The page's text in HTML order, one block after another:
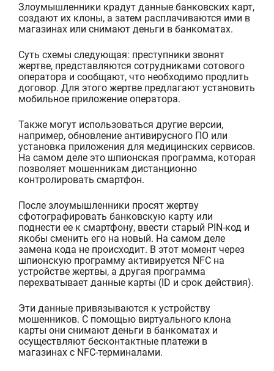
Злоумышленники крадут данные банковских карт,
создают их клоны, а затем расплачиваются ими в
магазинах или снимают деньги в банкоматах.
Суть схемы следующая: преступники звонят
жертве, представляются сотрудниками сотового
оператора и сообщают, что необходимо продлить
договор. Для этого жертве предлагают установить
мобильное приложение оператора.
Также могут использоваться другие версии,
например, обновление антивирусного ПО или
установка приложения для медицинских сервисов.
На самом деле это шпионская программа, которая
позволяет мошенникам дистанционно
контролировать смартфон.
После злоумышленники просят жертву
сфотографировать банковскую карту или
поднести ее к смартфону, ввести старый PIN-код и
якобы сменить его на новый. На самом деле
замена кода не происходит. В этот момент через
шпионскую программу активируется NFC на
устройстве жертвы, а другая программа
перехватывает данные карты (ID и срок действия).
Эти данные привязываются к устройству
мошенников. С помощью виртуального клона
карты они снимают деньги в банкоматах и
осуществляют бесконтактные платежи в
магазинах с NFC-терминалами.